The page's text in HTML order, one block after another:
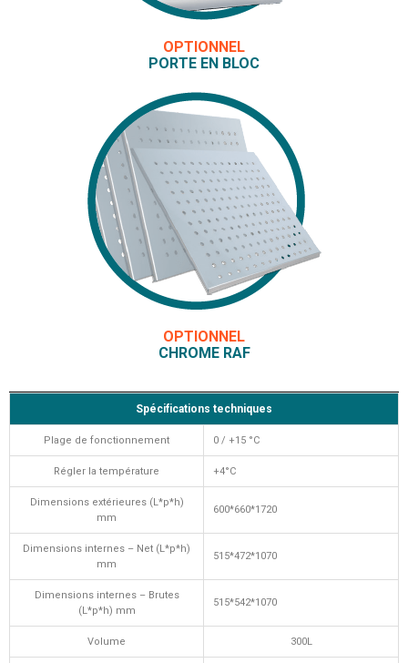
OPTIONNEL
PORTE EN BLOC
OPTIONNEL
CHROME RAF
Spécifications techniques
Plage de fonctionnement 0 / +15 °C
Régler la température +4°C
Dimensions extérieures (L*p*h)
mm
600*660*1720
Dimensions internes – Net (L*p*h)
mm
515*472*1070
Dimensions internes – Brutes
(L*p*h) mm
515*542*1070
Volume 300L